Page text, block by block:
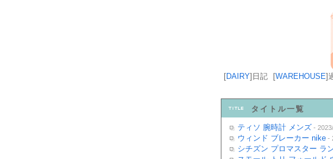
[DAIRY] 日記 [WAREHOUSE]
タイトル一覧
ティソ 腕時計 メンズ -
ウィンド ブレーカー nike -
シチズン プロマスター ラ